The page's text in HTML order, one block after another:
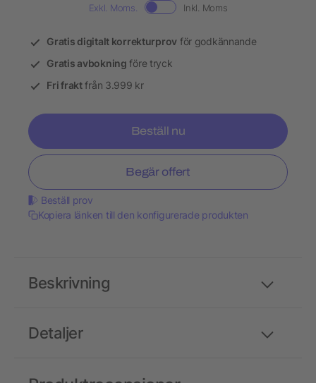
Exkl. Moms. Inkl. Moms
Gratis digitalt korrekturprov för godkännande
Gratis avbokning före tryck
Fri fraktfrån 3.999 kr
Beställ nu
Begär offert
Beställ prov
Kopiera länken till den konfigurerade produkten
Detaljer
Beskrivning